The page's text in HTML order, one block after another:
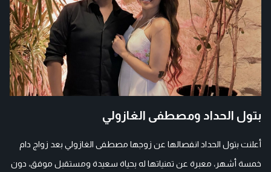
بتول الحداد ومصطفى الغازولي
أعلنت بتول الحداد انفصالها عن زوجها مصطفى الغازولي بعد زواج دام
خمسة أشهر، معبرة عن تمنياتها له بحياة سعيدة ومستقبل موفق، دون